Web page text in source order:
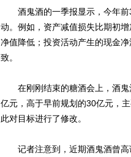
酒鬼酒的一季报显示，今年前3
动。例如，资产减值损失比期初
净值降低；投资活动产生的现金
致。
在刚刚结束的糖酒会上，酒鬼
亿元，高于早前规划的30亿元，
此对目标进行了修改。
记者注意到，近期酒鬼酒曾高